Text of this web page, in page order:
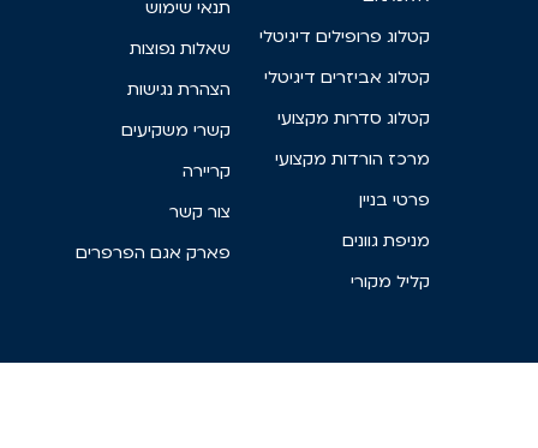
קטלוג פרופילים דיגיטלי
קטלוג אביזרים דיגיטלי
קטלוג סדרות מקצועי
מרכז הורדות מקצועי
פרטי בניין
מניפת גוונים
קליל מקורי
תנאי שימוש
שאלות נפוצות
הצהרת נגישות
קשרי משקיעים
קריירה
צור קשר
פארק אגם הפרפרים